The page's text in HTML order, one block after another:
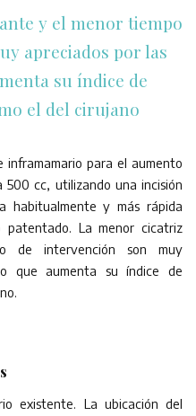
y el menor tiempo
apreciados por las
su índice de
el del cirujano
inframamario para el aumento
cc, utilizando una incisión
habitualmente y más rápida
La menor cicatriz
de intervención son muy
que aumenta su índice de
existente. La ubicación del